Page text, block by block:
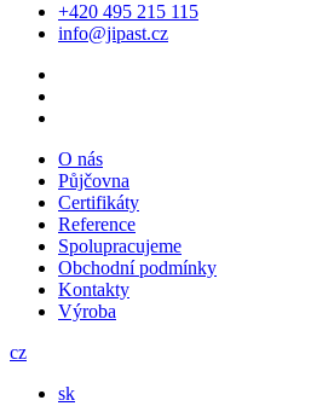
+420 495 215 115
info@jipast.cz
O nás
Půjčovna
Certifikáty
Reference
Spolupracujeme
Obchodní podmínky
Kontakty
Výroba
cz
sk